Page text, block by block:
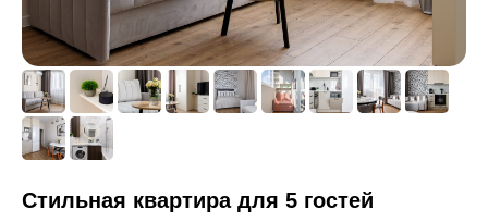
Стильная квартира для 5 гостей